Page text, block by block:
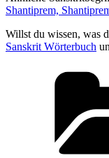
Shantiprem,
Willst du wissen, was
Sanskrit Wörterbuch